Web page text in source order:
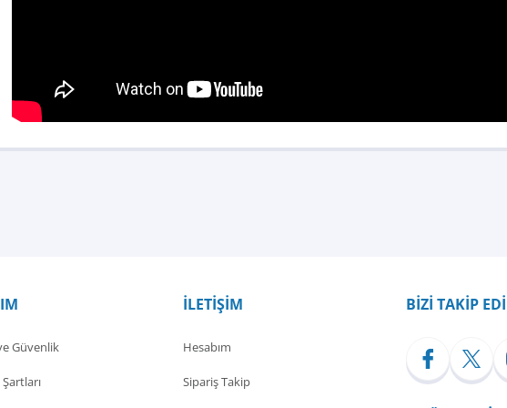
Güvenlik
İLETİŞİM
Hesabım
Sipariş Takip
BİZİ TAKİP